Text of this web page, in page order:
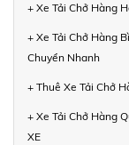
+ Xe Tải Chở Hàng
+ Xe Tải Chở Hàng
Chuyển Nhanh
+ Thuê Xe Tải Chở
+ Xe Tải Chở Hàng
XE